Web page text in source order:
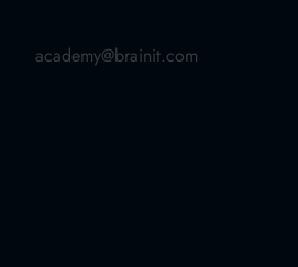
academy@brainit.com